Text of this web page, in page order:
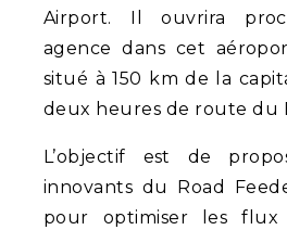
Airport. Il ouvrira
agence dans cet
situé à 150 km de la
deux heures de route du
L’objectif est de
innovants du Road
pour optimiser les flux